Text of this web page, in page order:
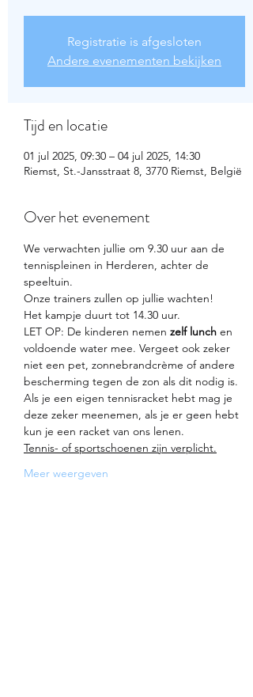
Registratie is afgesloten
Andere evenementen bekijken
Tijd en locatie
01 jul 2025, 09:30 – 04 jul 2025, 14:30
Riemst, St.-Jansstraat 8, 3770 Riemst, België
Over het evenement
We verwachten jullie om 9.30 uur aan de
tennispleinen in Herderen, achter de
speeltuin.
Onze trainers zullen op jullie wachten!
Het kampje duurt tot 14.30 uur.
LET OP: De kinderen nemen zelf lunch en
voldoende water mee. Vergeet ook zeker
niet een pet, zonnebrandcrème of andere
bescherming tegen de zon als dit nodig is.
Als je een eigen tennisracket hebt mag je
deze zeker meenemen, als je er geen hebt
kun je een racket van ons lenen.
Tennis- of sportschoenen zijn verplicht.
Meer weergeven